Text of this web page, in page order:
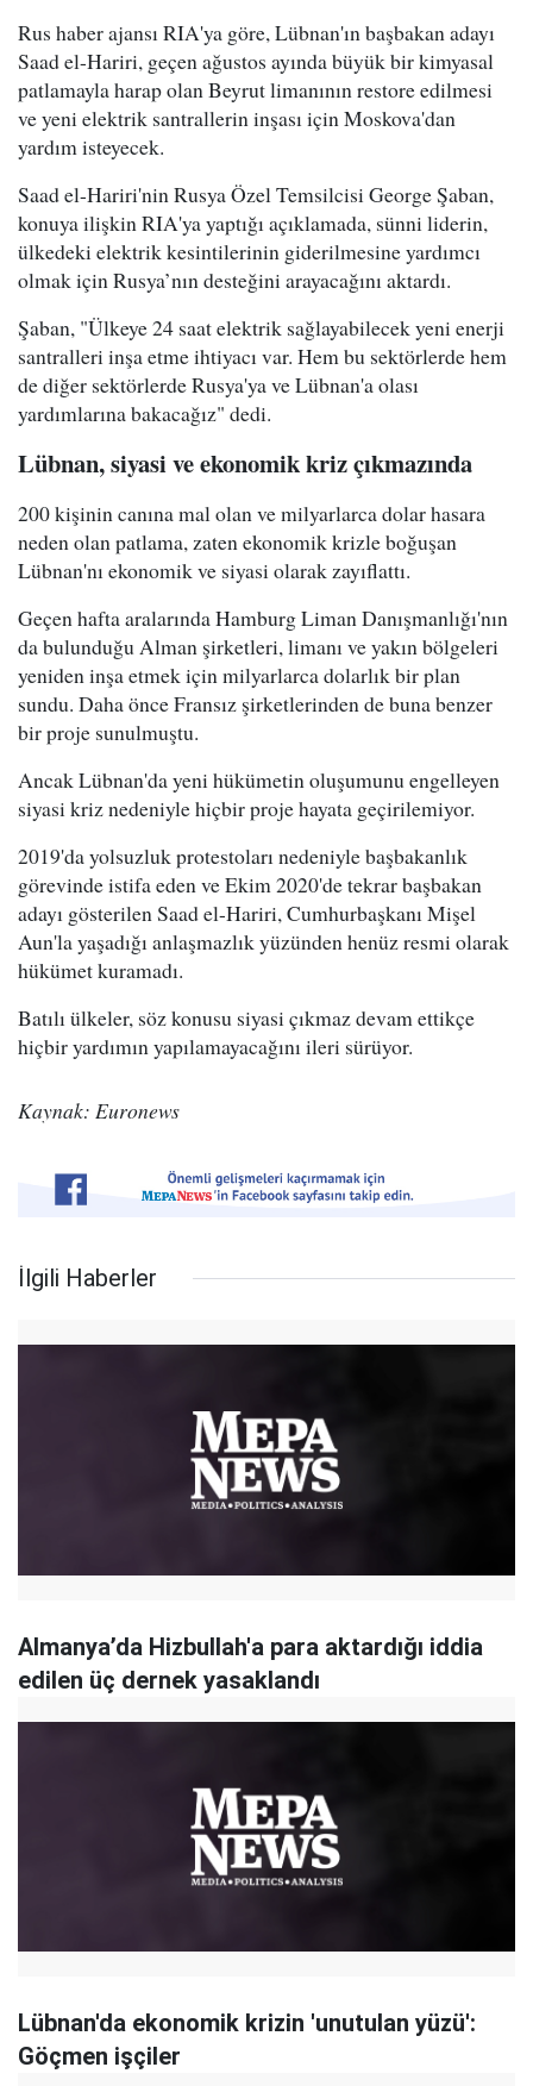
Rus haber ajansı RIA'ya göre, Lübnan'ın başbakan adayı
Saad el-Hariri, geçen ağustos ayında büyük bir kimyasal
patlamayla harap olan Beyrut limanının restore edilmesi
ve yeni elektrik santrallerin inşası için Moskova'dan
yardım isteyecek.
Saad el-Hariri'nin Rusya Özel Temsilcisi George Şaban,
konuya ilişkin RIA'ya yaptığı açıklamada, sünni liderin,
ülkedeki elektrik kesintilerinin giderilmesine yardımcı
olmak için Rusya’nın desteğini arayacağını aktardı.
Şaban, "Ülkeye 24 saat elektrik sağlayabilecek yeni enerji
santralleri inşa etme ihtiyacı var. Hem bu sektörlerde hem
de diğer sektörlerde Rusya'ya ve Lübnan'a olası
yardımlarına bakacağız" dedi.
Lübnan, siyasi ve ekonomik kriz çıkmazında
200 kişinin canına mal olan ve milyarlarca dolar hasara
neden olan patlama, zaten ekonomik krizle boğuşan
Lübnan'nı ekonomik ve siyasi olarak zayıflattı.
Geçen hafta aralarında Hamburg Liman Danışmanlığı'nın
da bulunduğu Alman şirketleri, limanı ve yakın bölgeleri
yeniden inşa etmek için milyarlarca dolarlık bir plan
sundu. Daha önce Fransız şirketlerinden de buna benzer
bir proje sunulmuştu.
Ancak Lübnan'da yeni hükümetin oluşumunu engelleyen
siyasi kriz nedeniyle hiçbir proje hayata geçirilemiyor.
2019'da yolsuzluk protestoları nedeniyle başbakanlık
görevinde istifa eden ve Ekim 2020'de tekrar başbakan
adayı gösterilen Saad el-Hariri, Cumhurbaşkanı Mişel
Aun'la yaşadığı anlaşmazlık yüzünden henüz resmi olarak
hükümet kuramadı.
Batılı ülkeler, söz konusu siyasi çıkmaz devam ettikçe
hiçbir yardımın yapılamayacağını ileri sürüyor.
Kaynak: Euronews
İlgili Haberler
Almanya’da Hizbullah'a para aktardığı iddia
edilen üç dernek yasaklandı
Lübnan'da ekonomik krizin 'unutulan yüzü':
Göçmen işçiler